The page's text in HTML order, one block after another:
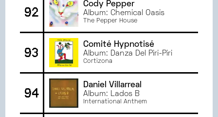
92
Cody Pepper
Album: Chemical Oasis
The Pepper House
93
Comité Hypnotisé
Album: Danza Del Piri-Piri
Cortizona
94
Daniel Villarreal
Album: Lados B
International Anthem